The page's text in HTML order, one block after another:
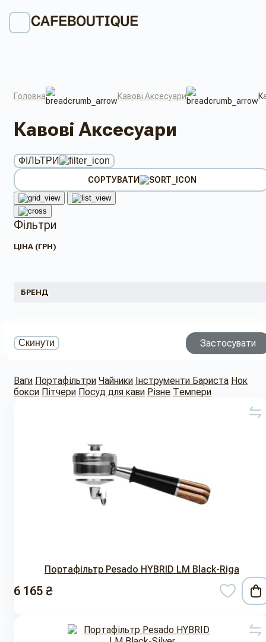
Головна Кавові Аксесуари
Кавові Аксесуари
ФІЛЬТРИ
СОРТУВАТИ
Фільтри
ЦІНА (ГРН)
БРЕНД
Скинути Застосувати
Ваги Портафільтри Чайники Інструменти Бариста Нок
бокси Пітчери Посуд для кави Різне Темпери
Портафільтр Pesado HYBRID LM Black-Riga
6 165 ₴